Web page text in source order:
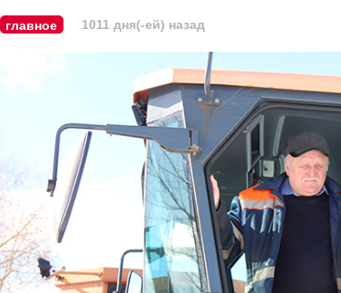
главное 1011 дня(-ей) назад